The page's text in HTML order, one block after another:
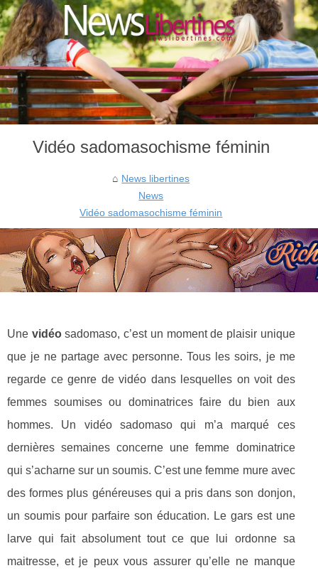
Vidéo sadomasochisme féminin
News libertines
News
Vidéo sadomasochisme féminin
Une vidéosadomaso, c’est un moment de plaisir unique
que je ne partage avec personne. Tous les soirs, je me
regarde ce genre de vidéo dans lesquelles on voit des
femmes soumises ou dominatrices faire du bien aux
hommes. Un vidéo sadomaso qui m’a marqué ces
dernières semaines concerne une femme dominatrice
qui s’acharne sur un soumis. C’est une femme mure avec
des formes plus généreuses qui a pris dans son donjon,
un soumis pour parfaire son éducation. Le gars est une
larve qui fait absolument tout ce que lui ordonne sa
maitresse, et je peux vous assurer qu’elle ne manque